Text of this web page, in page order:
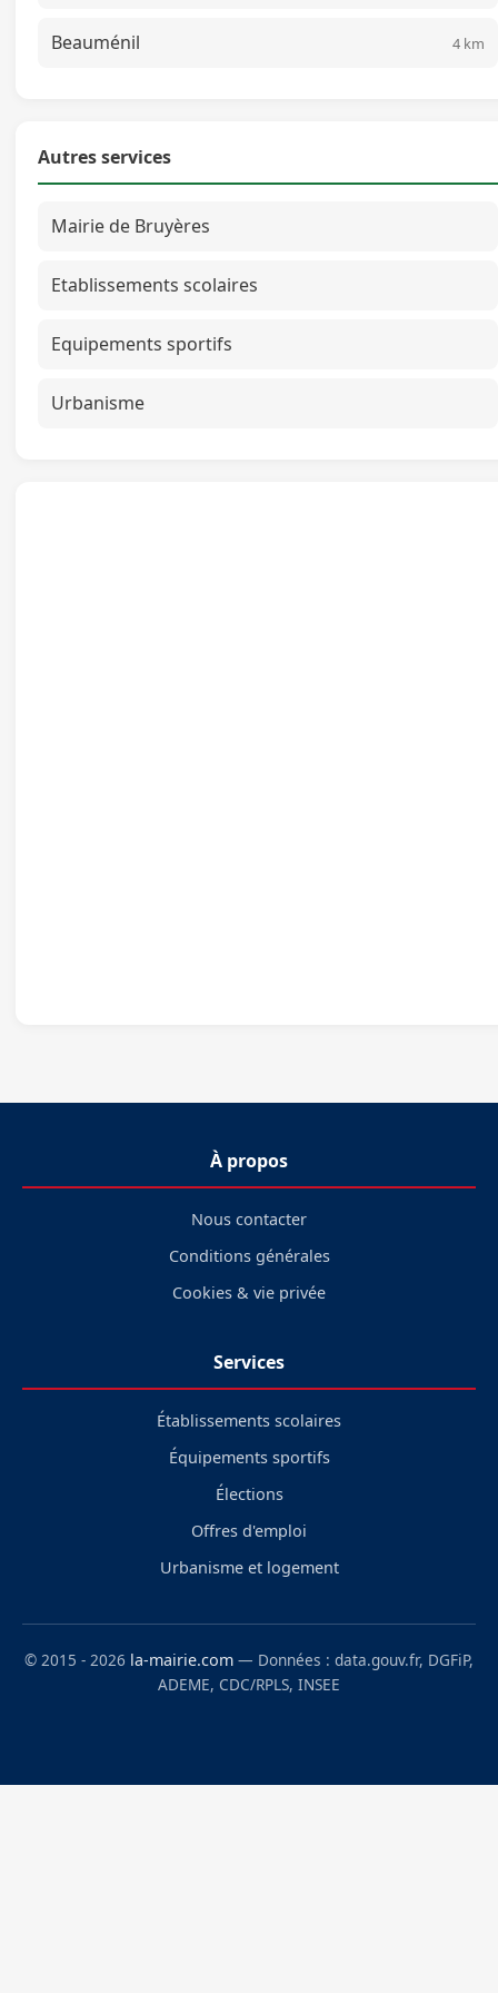
Beauménil 4 km
Autres services
Mairie de Bruyères
Etablissements scolaires
Equipements sportifs
Urbanisme
À propos
Nous contacter
Conditions générales
Cookies & vie privée
Services
Établissements scolaires
Équipements sportifs
Élections
Offres d'emploi
Urbanisme et logement
© 2015 - 2026 la-mairie.com — Données : data.gouv.fr, DGFiP,
ADEME, CDC/RPLS, INSEE